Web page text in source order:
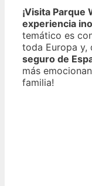
¡Visita Parque
experiencia
temático es
toda Europa y,
seguro de
más
familia!